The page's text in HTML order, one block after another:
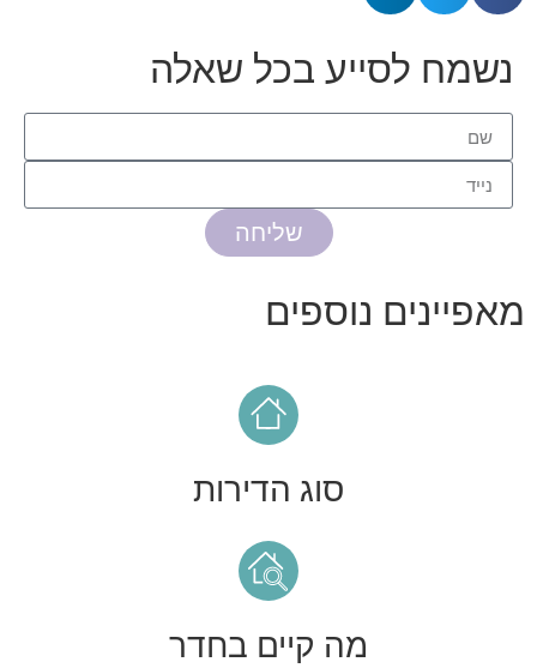
נשמח לסייע בכל שאלה
שליחה
מאפיינים נוספים
סוג הדירות
מה קיים בחדר